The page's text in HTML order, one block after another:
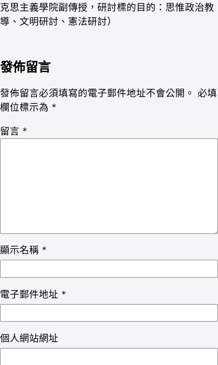
克思主義學院副傳授，研討標的目的：思惟政治教
導、文明研討、憲法研討）
發佈留言
發佈留言必須填寫的電子郵件地址不會公開。 必填
欄位標示為 *
留言 *
顯示名稱 *
電子郵件地址 *
個人網站網址